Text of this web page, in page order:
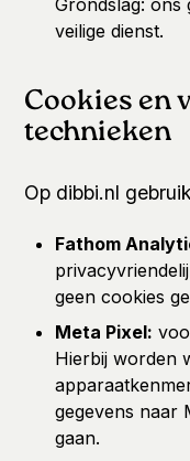
Grondslag: ons
veilige dienst.
Cookies en
technieken
Op dibbi.nl
Fathom
geen cookies
Meta Pixel:
Hierbij worden
gegevens naar
gaan.